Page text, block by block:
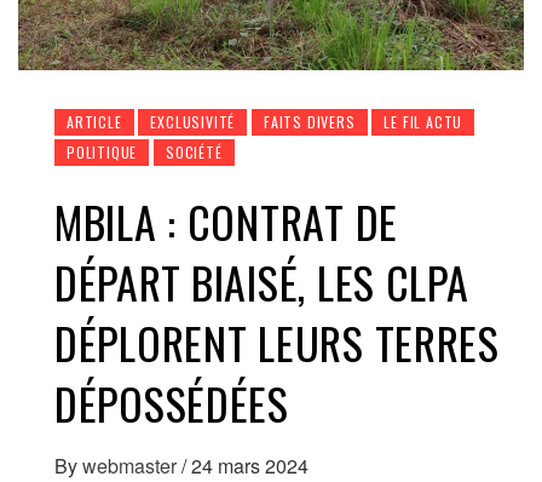
ARTICLE EXCLUSIVITÉ FAITS DIVERS
LE FIL ACTU
POLITIQUE
SOCIÉTÉ
MBILA : CONTRAT DE
DÉPART BIAISÉ, LES CLPA
DÉPLORENT LEURS TERRES
DÉPOSSÉDÉES
Bywebmaster/24 mars 2024